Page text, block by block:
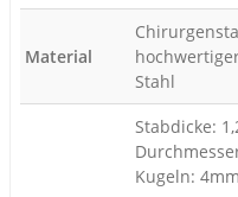
Material
Stahl
Stabdicke:
Kugeln: 4mm